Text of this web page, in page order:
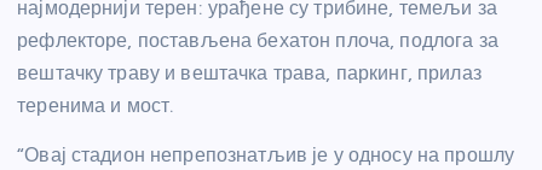
најмодернији терен: урађене су трибине, темељи за
рефлекторе, постављена бехатон плоча, подлога за
вештачку траву и вештачка трава, паркинг, прилаз
теренима и мост.
“Овај стадион непрепознатљив је у односу на прошлу